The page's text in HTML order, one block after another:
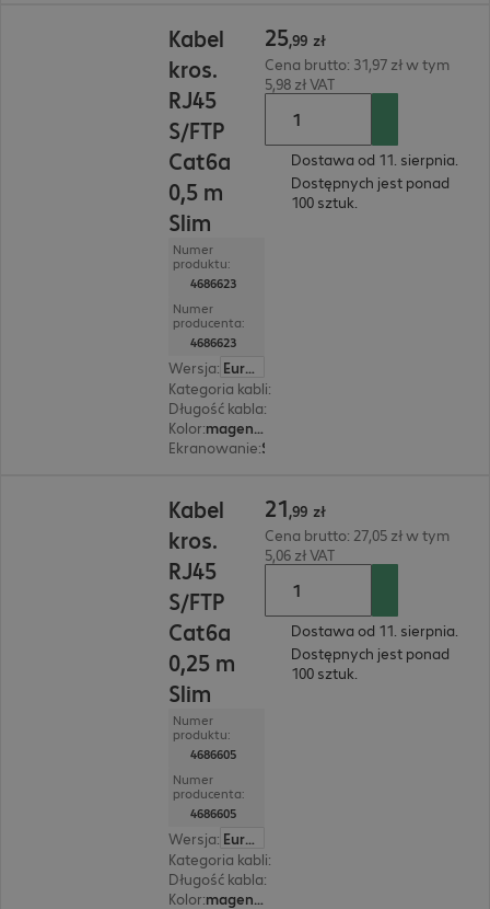
Kabel
kros.
RJ45
S/FTP
Cat6a
0,5 m
Slim
Numer
produktu:
4686623
Numer
producenta:
4686623
Wersja:
Europa
Kategoria kabli:
Długość kabla:
Kolor:
magenta (purpurowy)
Ekranowanie:
25,99 zł
Cena brutto: 31,97 zł w tym
5,98 zł VAT
Dostawa od 11. sierpnia.
Dostępnych jest ponad
100 sztuk.
Kabel
kros.
RJ45
S/FTP
Cat6a
0,25 m
Slim
Numer
produktu:
4686605
Numer
producenta:
4686605
Wersja:
Europa
Kategoria kabli:
Długość kabla:
Kolor:
magenta (purpurowy)
21,99 zł
Cena brutto: 27,05 zł w tym
5,06 zł VAT
Dostawa od 11. sierpnia.
Dostępnych jest ponad
100 sztuk.